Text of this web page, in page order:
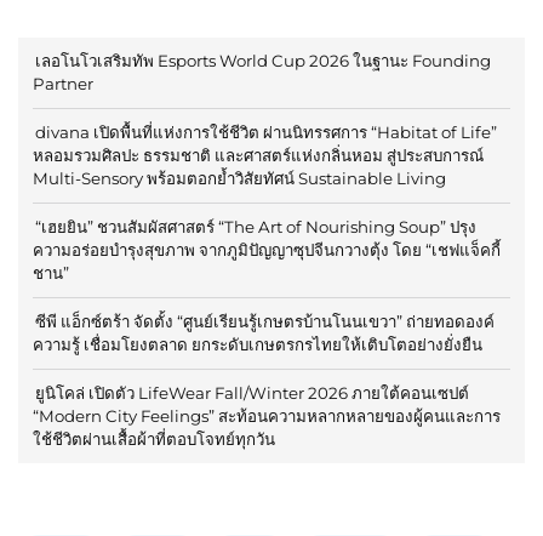
เลอโนโวเสริมทัพ Esports World Cup 2026 ในฐานะ Founding
Partner
divana เปิดพื้นที่แห่งการใช้ชีวิต ผ่านนิทรรศการ “Habitat of Life”
หลอมรวมศิลปะ ธรรมชาติ และศาสตร์แห่งกลิ่นหอม สู่ประสบการณ์
Multi-Sensory พร้อมตอกย้ำวิสัยทัศน์ Sustainable Living
“เฮยยิน” ชวนสัมผัสศาสตร์ “The Art of Nourishing Soup” ปรุง
ความอร่อยบำรุงสุขภาพ จากภูมิปัญญาซุปจีนกวางตุ้ง โดย “เชฟแจ็คกี้
ชาน”
ซีพี แอ็กซ์ตร้า จัดตั้ง “ศูนย์เรียนรู้เกษตรบ้านโนนเขวา” ถ่ายทอดองค์
ความรู้ เชื่อมโยงตลาด ยกระดับเกษตรกรไทยให้เติบโตอย่างยั่งยืน
ยูนิโคล่ เปิดตัว LifeWear Fall/Winter 2026 ภายใต้คอนเซปต์
“Modern City Feelings” สะท้อนความหลากหลายของผู้คนและการ
ใช้ชีวิตผ่านเสื้อผ้าที่ตอบโจทย์ทุกวัน